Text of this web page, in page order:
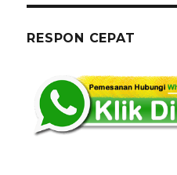
Warna
Jakarta
RESPON CEPAT